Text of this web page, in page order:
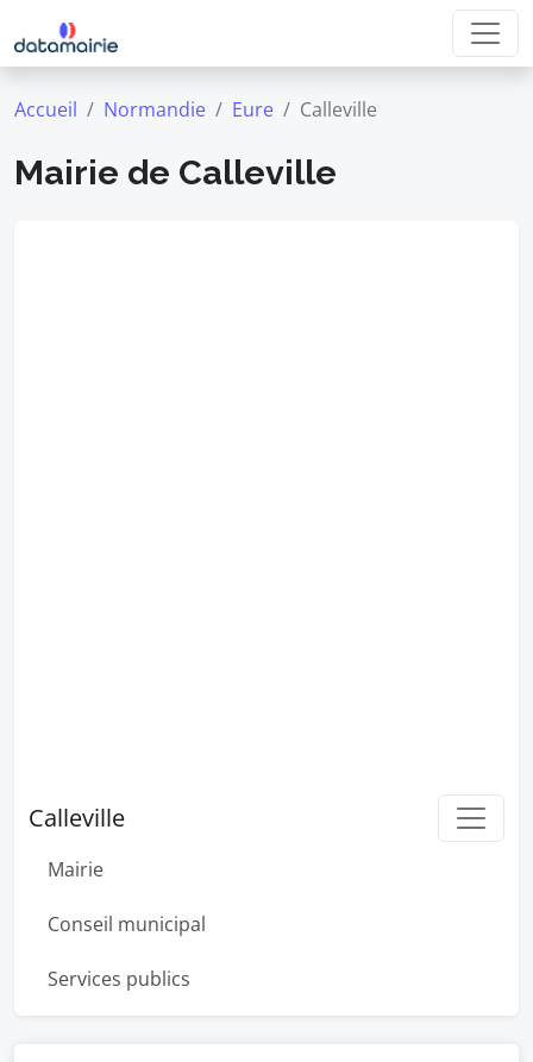
Accueil Normandie Eure Calleville
Mairie de Calleville
Calleville
Mairie
Conseil municipal
Services publics